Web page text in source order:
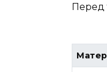
Перед